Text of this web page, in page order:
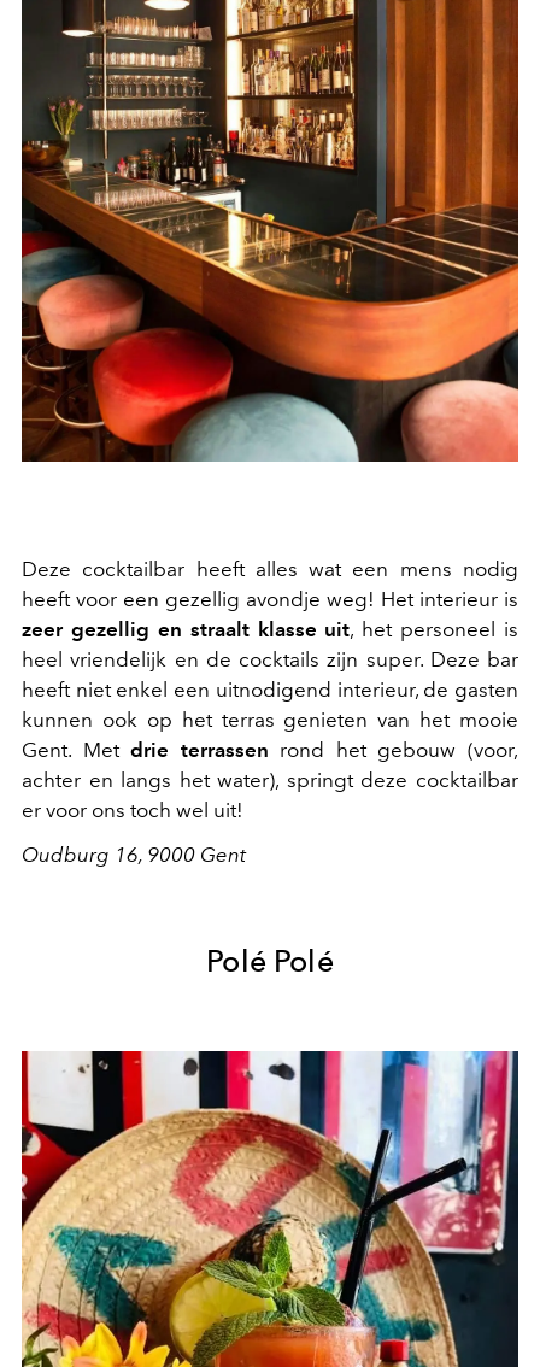
Deze cocktailbar heeft alles wat een mens nodig
heeft voor een gezellig avondje weg! Het interieur is
zeer gezellig en straalt klasse uit, het personeel is
heel vriendelijk en de cocktails zijn super. Deze bar
heeft niet enkel een uitnodigend interieur, de gasten
kunnen ook op het terras genieten van het mooie
Gent. Metdrie terrassen rond het gebouw (voor,
achter en langs het water), springt deze cocktailbar
er voor ons toch wel uit!
Oudburg 16, 9000 Gent
Polé Polé